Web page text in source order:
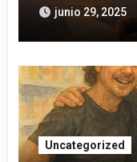
junio 29, 2025
Uncategorized